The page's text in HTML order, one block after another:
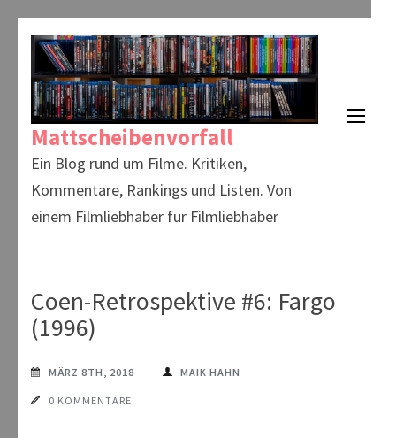
springen
(Enter
drücken)
Mattscheibenvorfall
Ein Blog rund um Filme. Kritiken,
Kommentare, Rankings und Listen. Von
einem Filmliebhaber für Filmliebhaber
Coen-Retrospektive #6: Fargo
(1996)
MÄRZ 8TH, 2018 MAIK HAHN
0 KOMMENTARE